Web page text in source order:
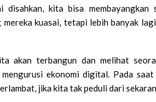
disahkan, kita bisa
mereka kuasai, tetapi lebih banyak
akan terbangun dan melihat
ekonomi digital. Pada
jika kita tak peduli dari